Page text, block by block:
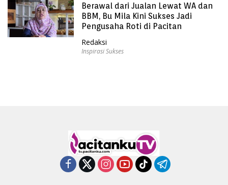
Berawal dari Jualan Lewat WA dan
BBM, Bu Mila Kini Sukses Jadi
Pengusaha Roti di Pacitan
Redaksi
Inspirasi Sukses